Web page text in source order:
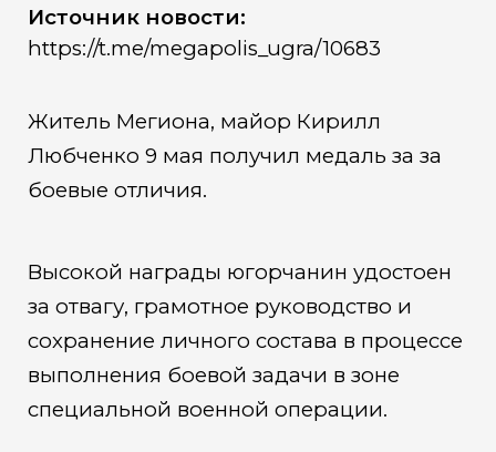
Источник новости:
https://t.me/megapolis_ugra/10683
Житель Мегиона, майор Кирилл
Любченко 9 мая получил медаль за за
боевые отличия.
Высокой награды югорчанин удостоен
за отвагу, грамотное руководство и
сохранение личного состава в процессе
выполнения боевой задачи в зоне
специальной военной операции.